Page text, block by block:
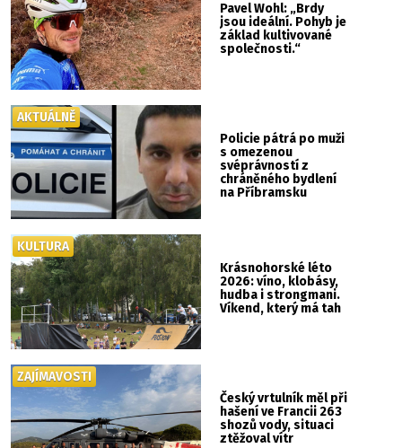
Pavel Wohl: „Brdy
jsou ideální. Pohyb je
základ kultivované
společnosti.“
Policie pátrá po muži
s omezenou
svéprávností z
chráněného bydlení
na Příbramsku
AKTUÁLNĚ
Krásnohorské léto
2026: víno, klobásy,
hudba i strongmani.
Víkend, který má tah
KULTURA
Český vrtulník měl při
hašení ve Francii 263
shozů vody, situaci
ztěžoval vítr
ZAJÍMAVOSTI